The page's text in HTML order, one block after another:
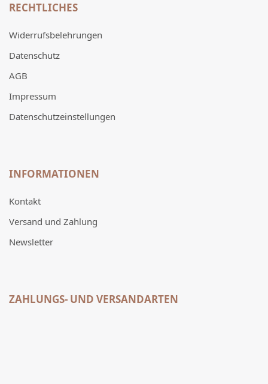
RECHTLICHES
Widerrufsbelehrungen
Datenschutz
AGB
Impressum
Datenschutzeinstellungen
INFORMATIONEN
Kontakt
Versand und Zahlung
Newsletter
ZAHLUNGS- UND VERSANDARTEN